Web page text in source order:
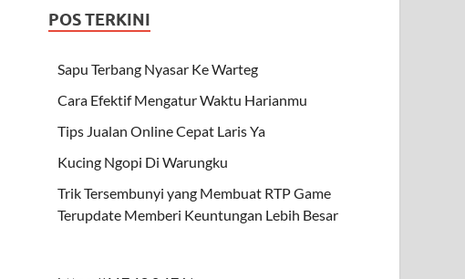
POS TERKINI
Sapu Terbang Nyasar Ke Warteg
Cara Efektif Mengatur Waktu Harianmu
Tips Jualan Online Cepat Laris Ya
Kucing Ngopi Di Warungku
Trik Tersembunyi yang Membuat RTP Game
Terupdate Memberi Keuntungan Lebih Besar